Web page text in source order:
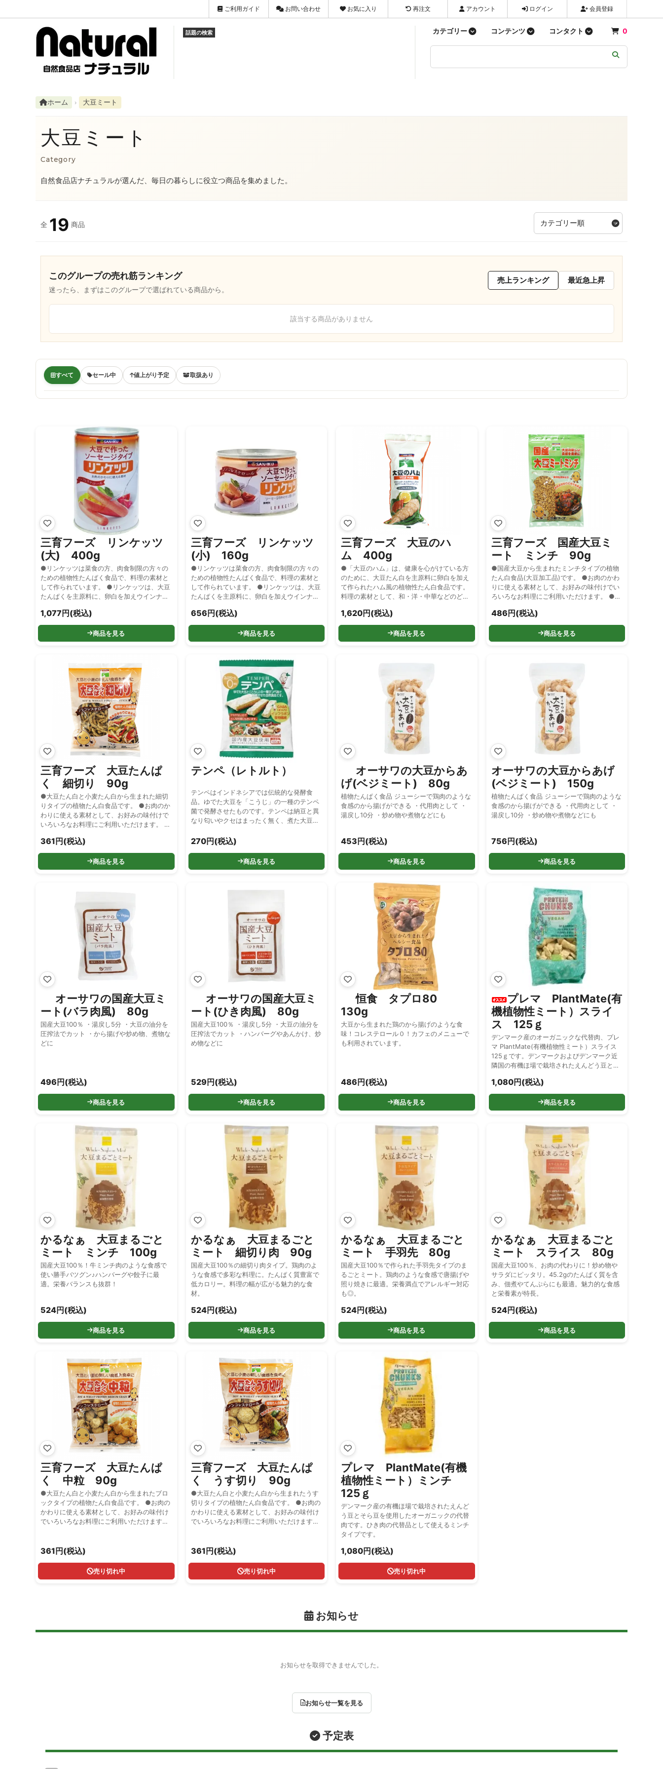
会員登録
ログイン
アカウント
再注文
お気に入り
お問い合わせ
ご利用ガイド
話題の検索 0
カテゴリー
調味料
米・雑穀・シリアル類
ふりかけ・佃煮・混ぜご飯等
みそ汁・スープ
レトルト・インスタント類
健康食品 石けん・洗剤
ペットフード・ペット用雑貨 冷蔵品【直送品】
コンテンツ
ご利用ガイド
スケジュール
note
コンタクト
営業時間 問い合わせする
LINEで問い合わせ
ホーム 大豆ミート
大豆ミート
Category
自然食品店ナチュラルが選んだ、毎日の暮らしに役立つ商品を集めました。
全 19 商品
このグループの売れ筋ランキング
迷ったら、まずはこのグループで選ばれている商品から。
売上ランキング 最近急上昇
該当する商品がありません
すべて セール中 値上がり予定 取扱あり
三育フーズ リンケッツ
(大) 400g
●リンケッツは菜食の方、肉食制限の方々の
ための植物性たんぱく食品で、料理の素材と
して作られています。 ●リンケッツは、大豆
たんぱくを主原料に、卵白を加えウインナー
ロールの心配がありませんので安心してお召
し上がりください。
1,077円(税込)
商品を見る
三育フーズ リンケッツ
(小) 160g
●リンケッツは菜食の方、肉食制限の方々の
ための植物性たんぱく食品で、料理の素材と
して作られています。 ●リンケッツは、大豆
たんぱくを主原料に、卵白を加えウインナー
ロールの心配がありませんので安心してお召
し上がりください。
656円(税込)
商品を見る
三育フーズ 大豆のハ
ム 400g
●「大豆のハム」は、健康を心がけている方
のために、大豆たん白を主原料に卵白を加え
て作られたハム風の植物性たん白食品です。
料理の素材として、和・洋・中華などのどん
す。 ●動物油脂、肉エキス、肉フレーバーな
どは使用しておりません。 ●保存料、殺菌料
は使用しておりません。
1,620円(税込)
商品を見る
三育フーズ 国産大豆ミ
ート ミンチ 90g
●国産大豆から生まれたミンチタイプの植物
たん白食品(大豆加工品)です。 ●お肉のかわ
りに使える素材として、お好みの味付けでい
ろいろなお料理にご利用いただけます。 ●動
しによる重量：２倍～３倍増えます。
486円(税込)
商品を見る
三育フーズ 大豆たんぱ
く 細切り 90g
●大豆たん白と小麦たん白から生まれた細切
りタイプの植物たん白食品です。 ●お肉のか
わりに使える素材として、お好みの味付けで
いろいろなお料理にご利用いただけます。 ●
361円(税込)
商品を見る
テンペ（レトルト）
テンペはインドネシアでは伝統的な発酵食
品。ゆでた大豆を「こうじ」の一種のテンペ
菌で発酵させたものです。テンペは納豆と異
なり匂いやクセはまったく無く、煮た大豆の
う方でも大丈夫！かみしめるとしっかりとし
270円(税込)
商品を見る
オーサワの大豆からあ
げ(ベジミート) 80g
植物たんぱく食品 ジューシーで鶏肉のような
食感のから揚げができる ・代用肉として ・
湯戻し10分 ・炒め物や煮物などにも
453円(税込)
商品を見る
オーサワの大豆からあげ
(ベジミート) 150g
植物たんぱく食品 ジューシーで鶏肉のような
食感のから揚げができる ・代用肉として ・
湯戻し10分 ・炒め物や煮物などにも
756円(税込)
商品を見る
オーサワの国産大豆ミ
ート(バラ肉風) 80g
国産大豆100％ ・湯戻し5分 ・大豆の油分を
圧搾法でカット ・から揚げや炒め物、煮物な
どに
496円(税込)
商品を見る
オーサワの国産大豆ミ
ート(ひき肉風) 80g
国産大豆100％ ・湯戻し5分 ・大豆の油分を
圧搾法でカット ・ハンバーグやあんかけ、炒
め物などに
529円(税込)
商品を見る
恒食 タプロ80
130g
大豆から生まれた鶏のから揚げのような食
味！コレステロール０！カフェのメニューで
も利用されています。
486円(税込)
商品を見る
プレマ PlantMate(有
機植物性ミート）スライ
ス 125ｇ
デンマーク産のオーガニックな代替肉、プレ
マ PlantMate(有機植物性ミート）スライス
125ｇです。デンマークおよびデンマーク近
隣国の有機ほ場で栽培されたえんどう豆とそ
理に活用できるスライスタイプです。
1,080円(税込)
商品を見る
かるなぁ 大豆まるごと
ミート ミンチ 100g
国産大豆100％！牛ミンチ肉のような食感で
使い勝手バツグン♪ハンバーグや餃子に最
適。栄養バランスも抜群！
524円(税込)
商品を見る
かるなぁ 大豆まるごと
ミート 細切り肉 90g
国産大豆100％の細切り肉タイプ。鶏肉のよ
うな食感で多彩な料理に。たんぱく質豊富で
低カロリー。料理の幅が広がる魅力的な食
材。
524円(税込)
商品を見る
かるなぁ 大豆まるごと
ミート 手羽先 80g
国産大豆100％で作られた手羽先タイプのま
るごとミート。鶏肉のような食感で唐揚げや
照り焼きに最適。栄養満点でアレルギー対応
も◎。
524円(税込)
商品を見る
かるなぁ 大豆まるごと
ミート スライス 80g
国産大豆100％、お肉の代わりに！炒め物や
サラダにピッタリ。45.2gのたんぱく質を含
み、佃煮やてんぷらにも最適。魅力的な食感
と栄養素が特長。
524円(税込)
商品を見る
三育フーズ 大豆たんぱ
く 中粒 90g
●大豆たん白と小麦たん白から生まれたブロ
ックタイプの植物たん白食品です。 ●お肉の
かわりに使える素材として、お好みの味付け
でいろいろなお料理にご利用いただけます。
361円(税込)
売り切れ中
三育フーズ 大豆たんぱ
く うす切り 90g
●大豆たん白と小麦たん白から生まれたうす
切りタイプの植物たん白食品です。 ●お肉の
かわりに使える素材として、お好みの味付け
でいろいろなお料理にご利用いただけます。
361円(税込)
売り切れ中
プレマ PlantMate(有機
植物性ミート）ミンチ
125ｇ
デンマーク産の有機ほ場で栽培されたえんど
う豆とそら豆を使用したオーガニックの代替
肉です。ひき肉の代替品として使えるミンチ
タイプです。
1,080円(税込)
売り切れ中
お知らせ
お知らせを取得できませんでした。
お知らせ一覧を見る
予定表